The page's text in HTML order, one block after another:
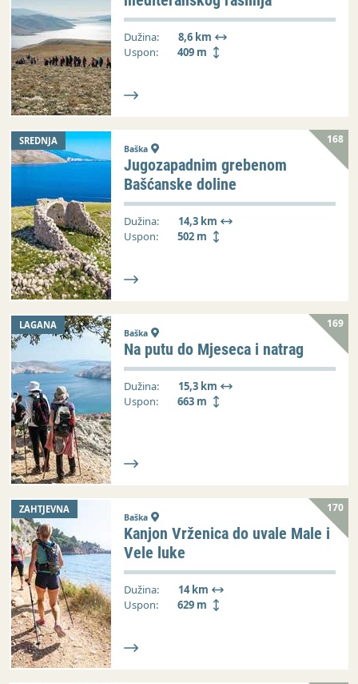
Dužina:
8,6 km
Uspon:
409 m
SREDNJA 168
Baška
Jugozapadnim grebenom
Bašćanske doline
Dužina:
14,3 km
Uspon:
502 m
LAGANA 169
Baška
Na putu do Mjeseca i natrag
Dužina:
15,3 km
Uspon:
663 m
ZAHTJEVNA 170
Baška
Kanjon Vrženica do uvale Male i
Vele luke
Dužina:
14 km
Uspon:
629 m